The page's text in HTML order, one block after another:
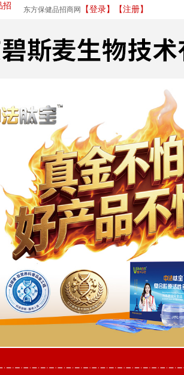
东方保健品招商网 【登录】 【注册】